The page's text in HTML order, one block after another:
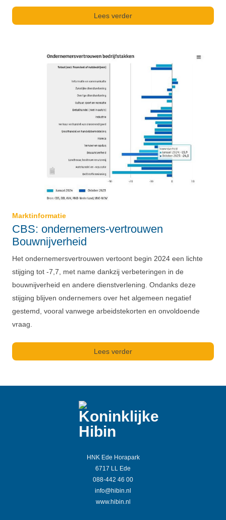
Lees verder
Marktinformatie
CBS: ondernemers-vertrouwen
Bouwnijverheid
Het ondernemersvertrouwen vertoont begin 2024 een lichte
stijging tot -7,7, met name dankzij verbeteringen in de
bouwnijverheid en andere dienstverlening. Ondanks deze
stijging blijven ondernemers over het algemeen negatief
gestemd, vooral vanwege arbeidstekorten en onvoldoende
vraag.
Lees verder
HNK Ede Horapark
6717 LL Ede
088-442 46 00
info@hibin.nl
www.hibin.nl